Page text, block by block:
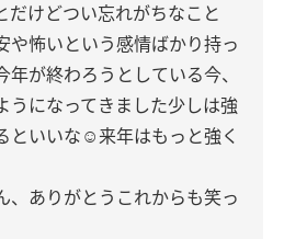
だけどつい忘れがちなこと
や怖いという感情ばかり持っ
が終わろうとしている今、
うになってきました少しは強
といいな☺︎来年はもっと強く
、ありがとう これからも笑っ